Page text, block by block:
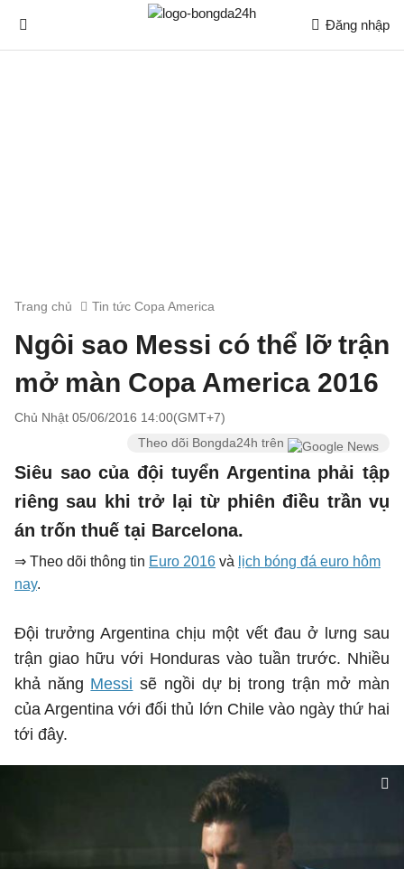
Đăng nhập
Trang chủ Tin tức Copa America
Ngôi sao Messi có thể lỡ trận
mở màn Copa America 2016
Chủ Nhật 05/06/2016 14:00(GMT+7)
Theo dõi Bongda24h trên
Siêu sao của đội tuyển Argentina phải tập
riêng sau khi trở lại từ phiên điều trần vụ
án trốn thuế tại Barcelona.
⇒ Theo dõi thông tin Euro 2016 và lịch bóng đá euro hôm
nay.
Đội trưởng Argentina chịu một vết đau ở lưng sau
trận giao hữu với Honduras vào tuần trước. Nhiều
khả năng Messi sẽ ngồi dự bị trong trận mở màn
của Argentina với đối thủ lớn Chile vào ngày thứ hai
tới đây.